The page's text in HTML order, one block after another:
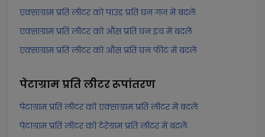
एक्साग्राम प्रति लीटर को पाउंड प्रति घन गज में बदलें
एक्साग्राम प्रति लीटर को औंस प्रति घन इंच में बदलें
एक्साग्राम प्रति लीटर को औंस प्रति घन फीट में बदलें
पेटाग्राम प्रति लीटररूपांतरण
पेटाग्राम प्रति लीटर को एक्साग्राम प्रति लीटर में बदलें
पेटाग्राम प्रति लीटर को टेरेग्राम प्रति लीटर में बदलें